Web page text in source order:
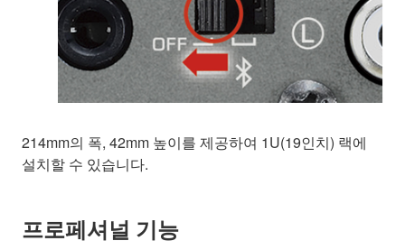
214mm의 폭, 42mm 높이를 제공하여 1U(19인치) 랙에
설치할 수 있습니다.
프로페셔널 기능